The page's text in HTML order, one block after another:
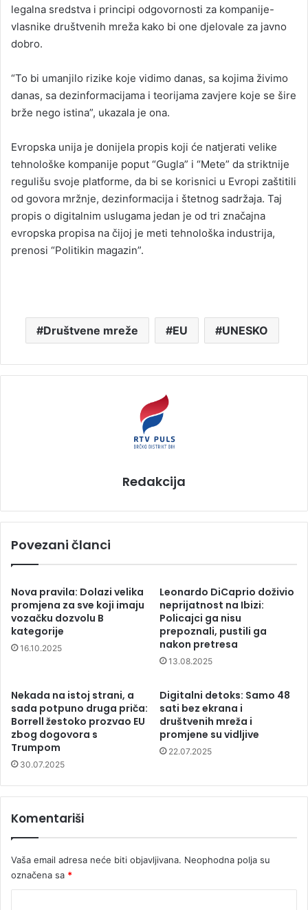
legalna sredstva i principi odgovornosti za kompanije-
vlasnike društvenih mreža kako bi one djelovale za javno
dobro.
“To bi umanjilo rizike koje vidimo danas, sa kojima živimo
danas, sa dezinformacijama i teorijama zavjere koje se šire
brže nego istina”, ukazala je ona.
Evropska unija je donijela propis koji će natjerati velike
tehnološke kompanije poput “Gugla” i “Mete” da striktnije
regulišu svoje platforme, da bi se korisnici u Evropi zaštitili
od govora mržnje, dezinformacija i štetnog sadržaja. Taj
propis o digitalnim uslugama jedan je od tri značajna
evropska propisa na čijoj je meti tehnološka industrija,
prenosi “Politikin magazin”.
Društvene mreže EU UNESKO
Redakcija
Povezani članci
Nova pravila: Dolazi velika
promjena za sve koji imaju
vozačku dozvolu B
kategorije
16.10.2025
Leonardo DiCaprio doživio
neprijatnost na Ibizi:
Policajci ga nisu
prepoznali, pustili ga
nakon pretresa
13.08.2025
Nekada na istoj strani, a
sada potpuno druga priča:
Borrell žestoko prozvao EU
zbog dogovora s
Trumpom
30.07.2025
Digitalni detoks: Samo 48
sati bez ekrana i
društvenih mreža i
promjene su vidljive
22.07.2025
Komentariši
Vaša email adresa neće biti objavljivana. Neophodna polja su
označena sa *